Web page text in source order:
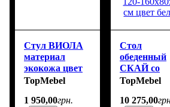
Стул ВИОЛА
материал
экокожа цвет
белый
TopMebel
1 950,00грн.
Стол
обеденный
СКАЙ со
стеклом
160х80х75
TopMebel
10 275,00